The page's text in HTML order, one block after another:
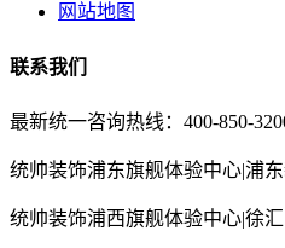
网站地图
联系我们
最新统一咨询热线：400-850-
统帅装饰浦东旗舰体验中心|浦
统帅装饰浦西旗舰体验中心|徐